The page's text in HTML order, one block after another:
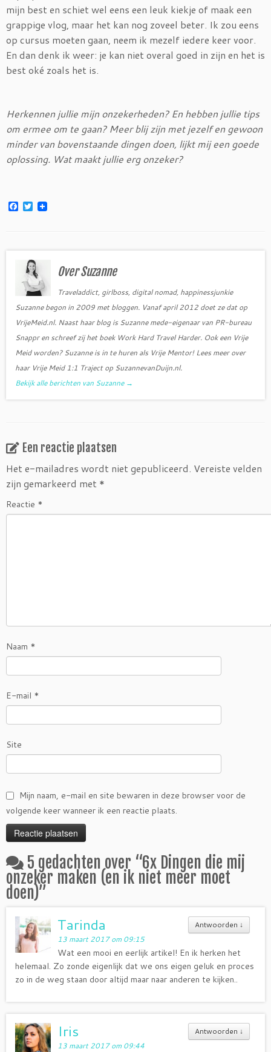
mijn best en schiet wel eens een leuk kiekje of maak een
grappige vlog, maar het kan nog zoveel beter. Ik zou eens
op cursus moeten gaan, neem ik mezelf iedere keer voor.
En dan denk ik weer: je kan niet overal goed in zijn en het is
best oké zoals het is.
Herkennen jullie mijn onzekerheden? En hebben jullie tips
om ermee om te gaan? Meer blij zijn met jezelf en gewoon
minder van bovenstaande dingen doen, lijkt mij een goede
oplossing. Wat maakt jullie erg onzeker?
F
o
T
w
e
r
Over Suzanne
Traveladdict, girlboss, digital nomad, happinessjunkie
Suzanne begon in 2009 met bloggen. Vanaf april 2012 doet ze dat op
VrijeMeid.nl. Naast haar blog is Suzanne mede-eigenaar van PR-bureau
Snappr en schreef zij het boek Work Hard Travel Harder. Ook een Vrije
Meid worden? Suzanne is in te huren als Vrije Mentor! Lees meer over
haar Vrije Meid 1:1 Traject op SuzannevanDuijn.nl.
Bekijk alle berichten van Suzanne →
Een reactie plaatsen
Het e-mailadres wordt niet gepubliceerd. Vereiste velden
zijn gemarkeerd met *
Reactie *
Naam *
E-mail *
Site
Mijn naam, e-mail en site bewaren in deze browser voor de
volgende keer wanneer ik een reactie plaats.
5 gedachten over “6x Dingen die mij
onzeker maken (en ik niet meer moet
doen)”
Antwoorden ↓
Tarinda
13 maart 2017 om 09:15
Wat een mooi en eerlijk artikel! En ik herken het
helemaal. Zo zonde eigenlijk dat we ons eigen geluk en proces
zo in de weg staan door altijd maar naar anderen te kijken..
Antwoorden ↓
Iris
13 maart 2017 om 09:44